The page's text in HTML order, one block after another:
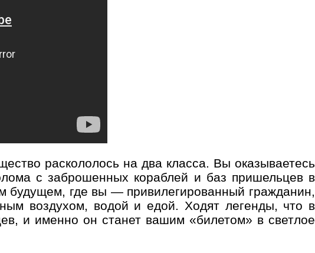
раскололось на два класса. Вы оказываетесь
с заброшенных кораблей и баз пришельцев в
будущем, где вы — привилегированный гражданин,
воздухом, водой и едой. Ходят легенды, что в
и именно он станет вашим «билетом» в светлое